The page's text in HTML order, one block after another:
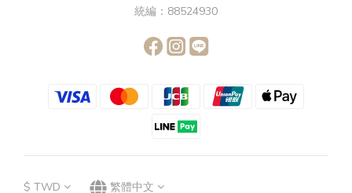
統編：88524930
$ TWD 繁體中文